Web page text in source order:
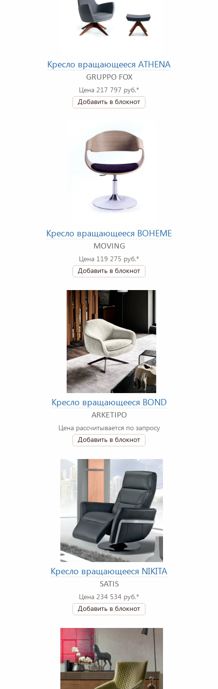
Кресло вращающееся ATHENA
GRUPPO FOX
Цена 217 797 руб.*
Добавить в блокнот
Кресло вращающееся BOHEME
MOVING
Цена 119 275 руб.*
Добавить в блокнот
Кресло вращающееся BOND
ARKETIPO
Цена рассчитывается по запросу
Добавить в блокнот
Кресло вращающееся NIKITA
SATIS
Цена 234 534 руб.*
Добавить в блокнот